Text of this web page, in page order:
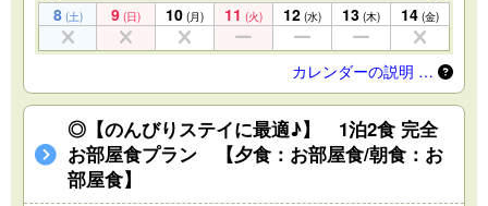
8 (土) 9 (日) 10 (月) 11 (火) 12 (水) 13 (木) 14 (金)
カレンダーの説明 …
◎【のんびりステイに最適♪】 1泊2食 完全
お部屋食プラン 【夕食：お部屋食/朝食：お
部屋食】